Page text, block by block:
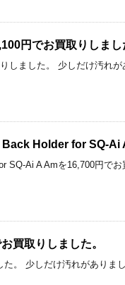
円でお買取りしまし
しました。 少しだけ汚れ
Holder for SQ-Ai
SQ-Ai A Amを16,700円で
買取りしました。
。 少しだけ汚れがありま